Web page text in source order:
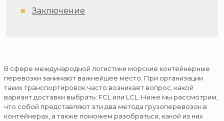
Заключение
В сфере международной логистики морские контейнерные
перевозки занимают важнейшее место. При организации
таких транспортировок часто возникает вопрос, какой
вариант доставки выбрать: FCL или LCL. Ниже мы рассмотрим,
что собой представляют эти два метода грузоперевозок в
контейнерах, а также поможем разобраться, какой из них